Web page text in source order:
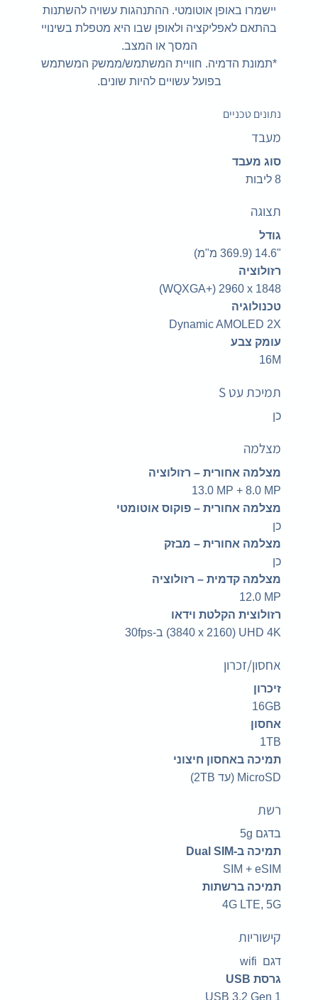
יישמרו באופן אוטומטי. ההתנהגות עשויה להשתנות
בהתאם לאפליקציה ולאופן שבו היא מטפלת בשינויי
המסך או המצב.
*תמונת הדמיה. חוויית המשתמש/ממשק המשתמש
בפועל עשויים להיות שונים.
נתונים טכניים
מעבד
סוג מעבד
8 ליבות
תצוגה
גודל
‎‎14.6"‎ (369.9 מ"מ)‎
רזולוציה
‎(WQXGA+) 2960 x 1848‎
טכנולוגיה
Dynamic AMOLED 2X
עומק צבע
16M
תמיכת עט S
כן
מצלמה
מצלמה אחורית – רזולוציה
‎13.0 MP + 8.0 MP‎
מצלמה אחורית – פוקוס אוטומטי
כן
מצלמה אחורית – מבזק
כן
מצלמה קדמית – רזולוציה
‎12.0 MP‎
רזולוצית הקלטת וידאו
‎UHD 4K ‏(‎3840 x 2160) ב-30fps‎
אחסון/זכרון
זיכרון
16GB
אחסון
1TB
תמיכה באחסון חיצוני
MicroSD (עד 2TB)
רשת
בדגם 5g
תמיכה ב-Dual SIM
SIM + eSIM
תמיכה ברשתות
4G LTE, 5G
קישוריות
דגם wifi
גרסת USB
USB 3.2 Gen 1